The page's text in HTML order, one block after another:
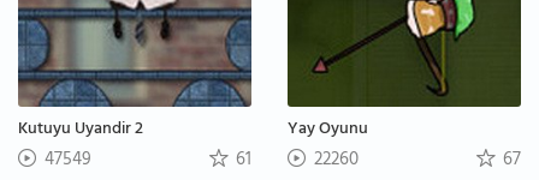
Kutuyu Uyandir 2
47549 61
Yay Oyunu
22260 67